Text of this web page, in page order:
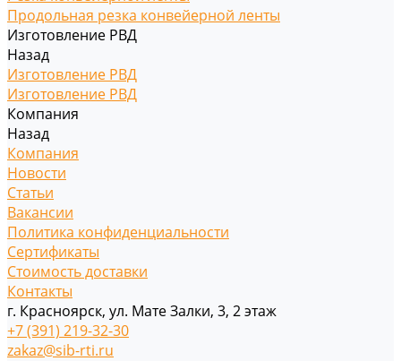
Продольная резка конвейерной ленты
Изготовление РВД
Назад
Изготовление РВД
Изготовление РВД
Компания
Назад
Компания
Новости
Статьи
Вакансии
Политика конфиденциальности
Сертификаты
Стоимость доставки
Контакты
г. Красноярск, ул. Мате Залки, 3, 2 этаж
+7 (391) 219-32-30
zakaz@sib-rti.ru